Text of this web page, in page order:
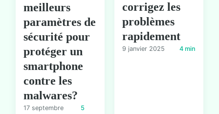
meilleurs
paramètres de
sécurité pour
protéger un
smartphone
contre les
malwares?
17 septembre
5
corrigez les
problèmes
rapidement
9 janvier 2025 4 min